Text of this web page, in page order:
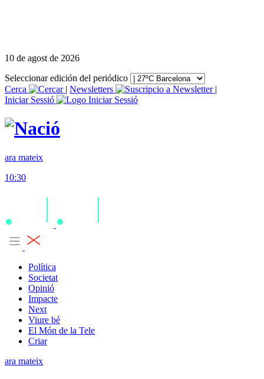
10 de agost de 2026
Seleccionar edición del periódico
Cerca
| Newsletters
|
Iniciar Sessió
ara mateix
10:30
Política
Societat
Opinió
Impacte
Next
Viure bé
El Món de la Tele
Criar
ara mateix